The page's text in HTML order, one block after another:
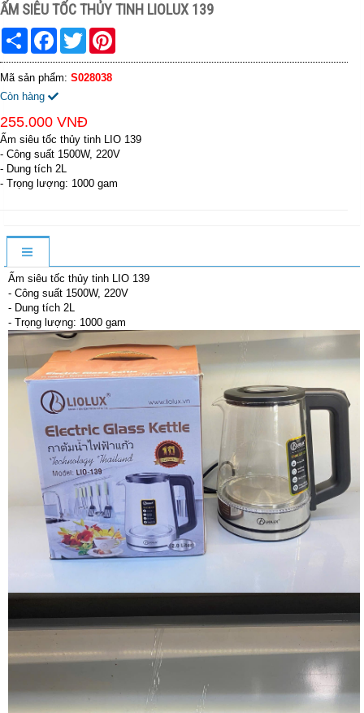
ẤM SIÊU TỐC THỦY TINH LIOLUX 139
Share FacebookTwitter
Mã sản phẩm: S028038
Còn hàng
255.000 VNĐ
Ấm siêu tốc thủy tinh LIO 139
- Công suất 1500W, 220V
- Dung tích 2L
- Trọng lượng: 1000 gam
Ấm siêu tốc thủy tinh LIO 139
- Công suất 1500W, 220V
- Dung tích 2L
- Trọng lượng: 1000 gam